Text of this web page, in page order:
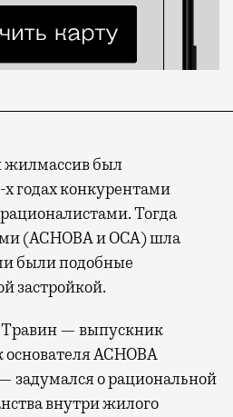
жилмассив был
х годах конкурентами
Тогда
(АСНОВА и ОСА) шла
были подобные
застройкой.
— выпускник
АСНОВА
задумался о рациональной
внутри жилого